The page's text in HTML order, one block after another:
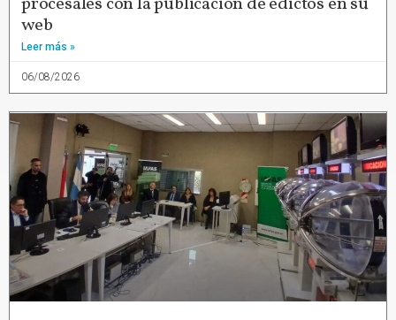
web
Leer más »
06/08/2026